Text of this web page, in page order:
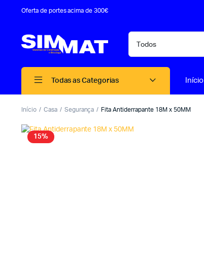
Oferta de portes acima de 300€
Todas as Categorias Início
Início Casa Segurança Fita Antiderrapante 18M x 50MM
15%